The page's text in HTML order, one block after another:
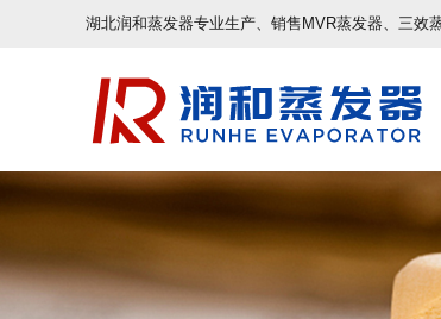
湖北润和蒸发器专业生产、销售MVR蒸发器、三效